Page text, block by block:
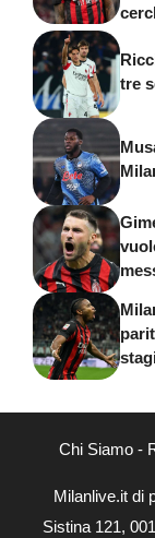
tre
Chi Siamo-
Milanlive.it di
Sistina 121,